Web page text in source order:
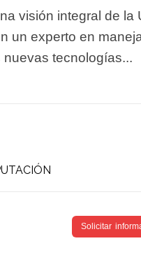
visión integral de la
un experto en
tecnologías...
Solicitar